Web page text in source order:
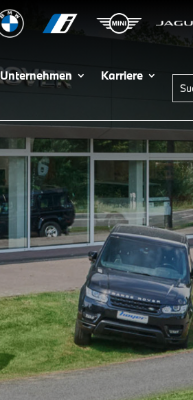
Unternehmen
Karriere